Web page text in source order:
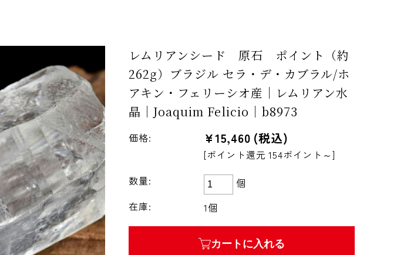
レムリアンシード 原石 ポイント（約
262g）ブラジル セラ・デ・カブラル/ホ
アキン・フェリーシオ産｜レムリアン水
晶｜Joaquim Felicio｜b8973
価格: ¥15,460 (税込)
[ポイント還元 154ポイント～]
数量:
個
在庫:
1個
カートに入れる